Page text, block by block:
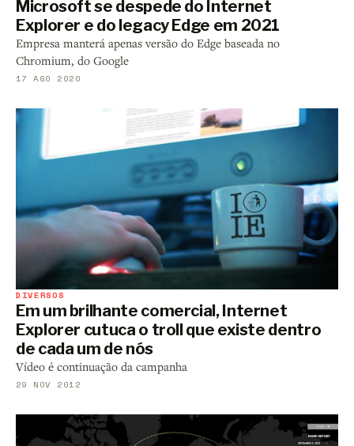
Microsoft se despede do Internet
Explorer e do legacy Edge em 2021
Empresa manterá apenas versão do Edge baseada no
Chromium, do Google
17 AGO 2020
DIVERSOS
Em um brilhante comercial, Internet
Explorer cutuca o troll que existe dentro
de cada um de nós
Vídeo é continuação da campanha
29 NOV 2012